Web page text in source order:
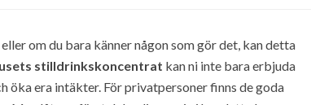
om du bara känner någon som gör det, kan detta
stilldrinkskoncentrat kan ni inte bara erbjuda
öka era intäkter. För privatpersoner finns de goda